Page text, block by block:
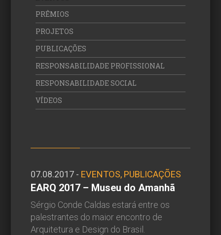
PRÊMIOS
PROJETOS
PUBLICAÇÕES
RESPONSABILIDADE PROFISSIONAL
RESPONSABILIDADE SOCIAL
VÍDEOS
07.08.2017 - EVENTOS, PUBLICAÇÕES
EARQ 2017 – Museu do Amanhã
Sérgio Conde Caldas estará entre os
palestrantes do maior encontro de
Arquitetura e Design do Brasil.